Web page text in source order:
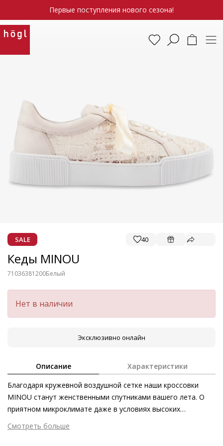
Первые поступления нового сезона!
SALE 40
Кеды MINOU
71036381200Белый
Нет в наличии
Эксклюзивно онлайн
Описание Характеристики
Благодаря кружевной воздушной сетке наши кроссовки
MINOU станут женственными спутниками вашего лета. О
приятном микроклимате даже в условиях высоких
температур также позаботится «дышащая» кожаная
подкладка. Динамичность силуэта подчёркивает белая
Смотреть больше